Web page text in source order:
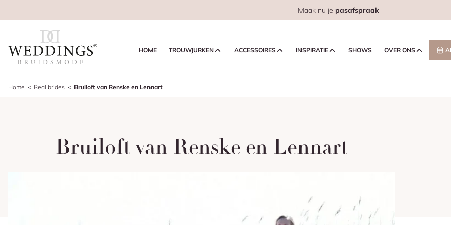
Maak nu je pasafspraak
HOME TROUWJURKEN ACCESSOIRES INSPIRATIE SHOWS OVER ONS
Home Real brides Bruiloft van Renske en Lennart
Bruiloft van Renske en Lennart